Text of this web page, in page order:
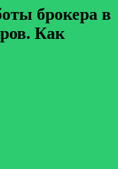
брокера в
Как